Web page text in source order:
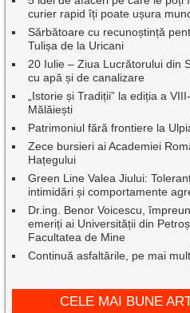
curier rapid îți poate ușura
Sărbătoare cu recunoștință
Tulișa de la Uricani
20 Iulie – Ziua Lucrătorului din
cu apă și de canalizare
„Istorie și Tradiții” la ediția a
Mălăiești
Patrimoniul fără frontiere la
Zece bursieri ai Academiei
Hațegului
Green Line Valea Jiului:
intimidări și comportamente
Dr.ing. Benor Voicescu,
emeriți ai Universității din
Facultatea de Mine
Continuă asfaltările, pe mai
CELE MAI BUNE